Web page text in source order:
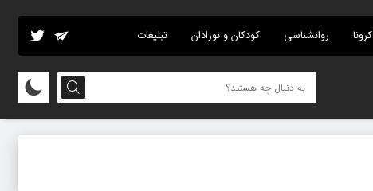
کرونا روانشناسی کودکان و نوزادان تبلیغات